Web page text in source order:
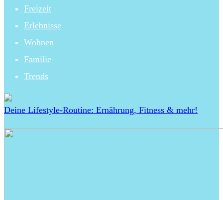
Freizeit
Erlebnisse
Wohnen
Familie
Trends
Deine Lifestyle-Routine: Ernährung, Fitness & mehr!